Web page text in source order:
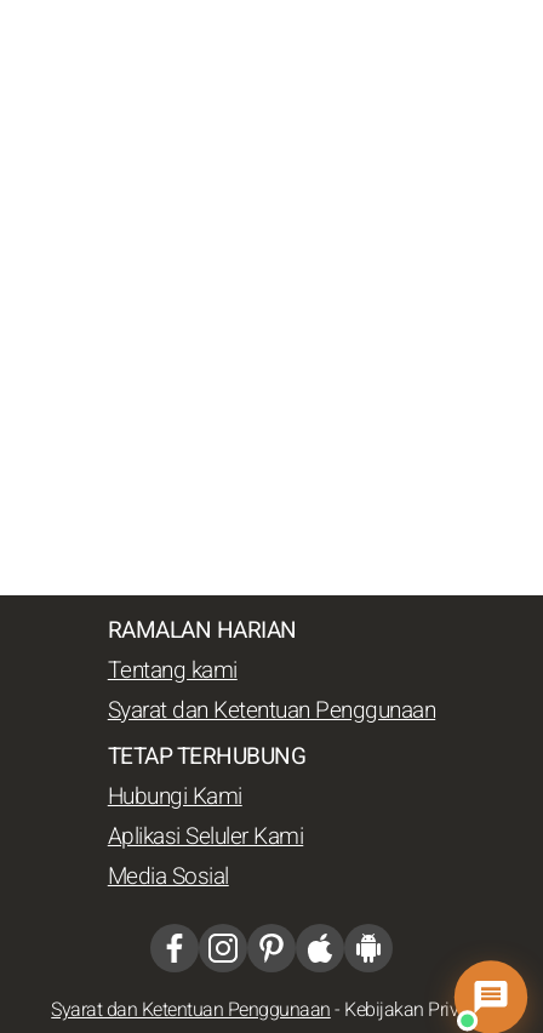
RAMALAN HARIAN
Tentang kami
Syarat dan Ketentuan Penggunaan
TETAP TERHUBUNG
Hubungi Kami
Aplikasi Seluler Kami
Media Sosial
Syarat dan Ketentuan Penggunaan- Kebijakan Privasi-